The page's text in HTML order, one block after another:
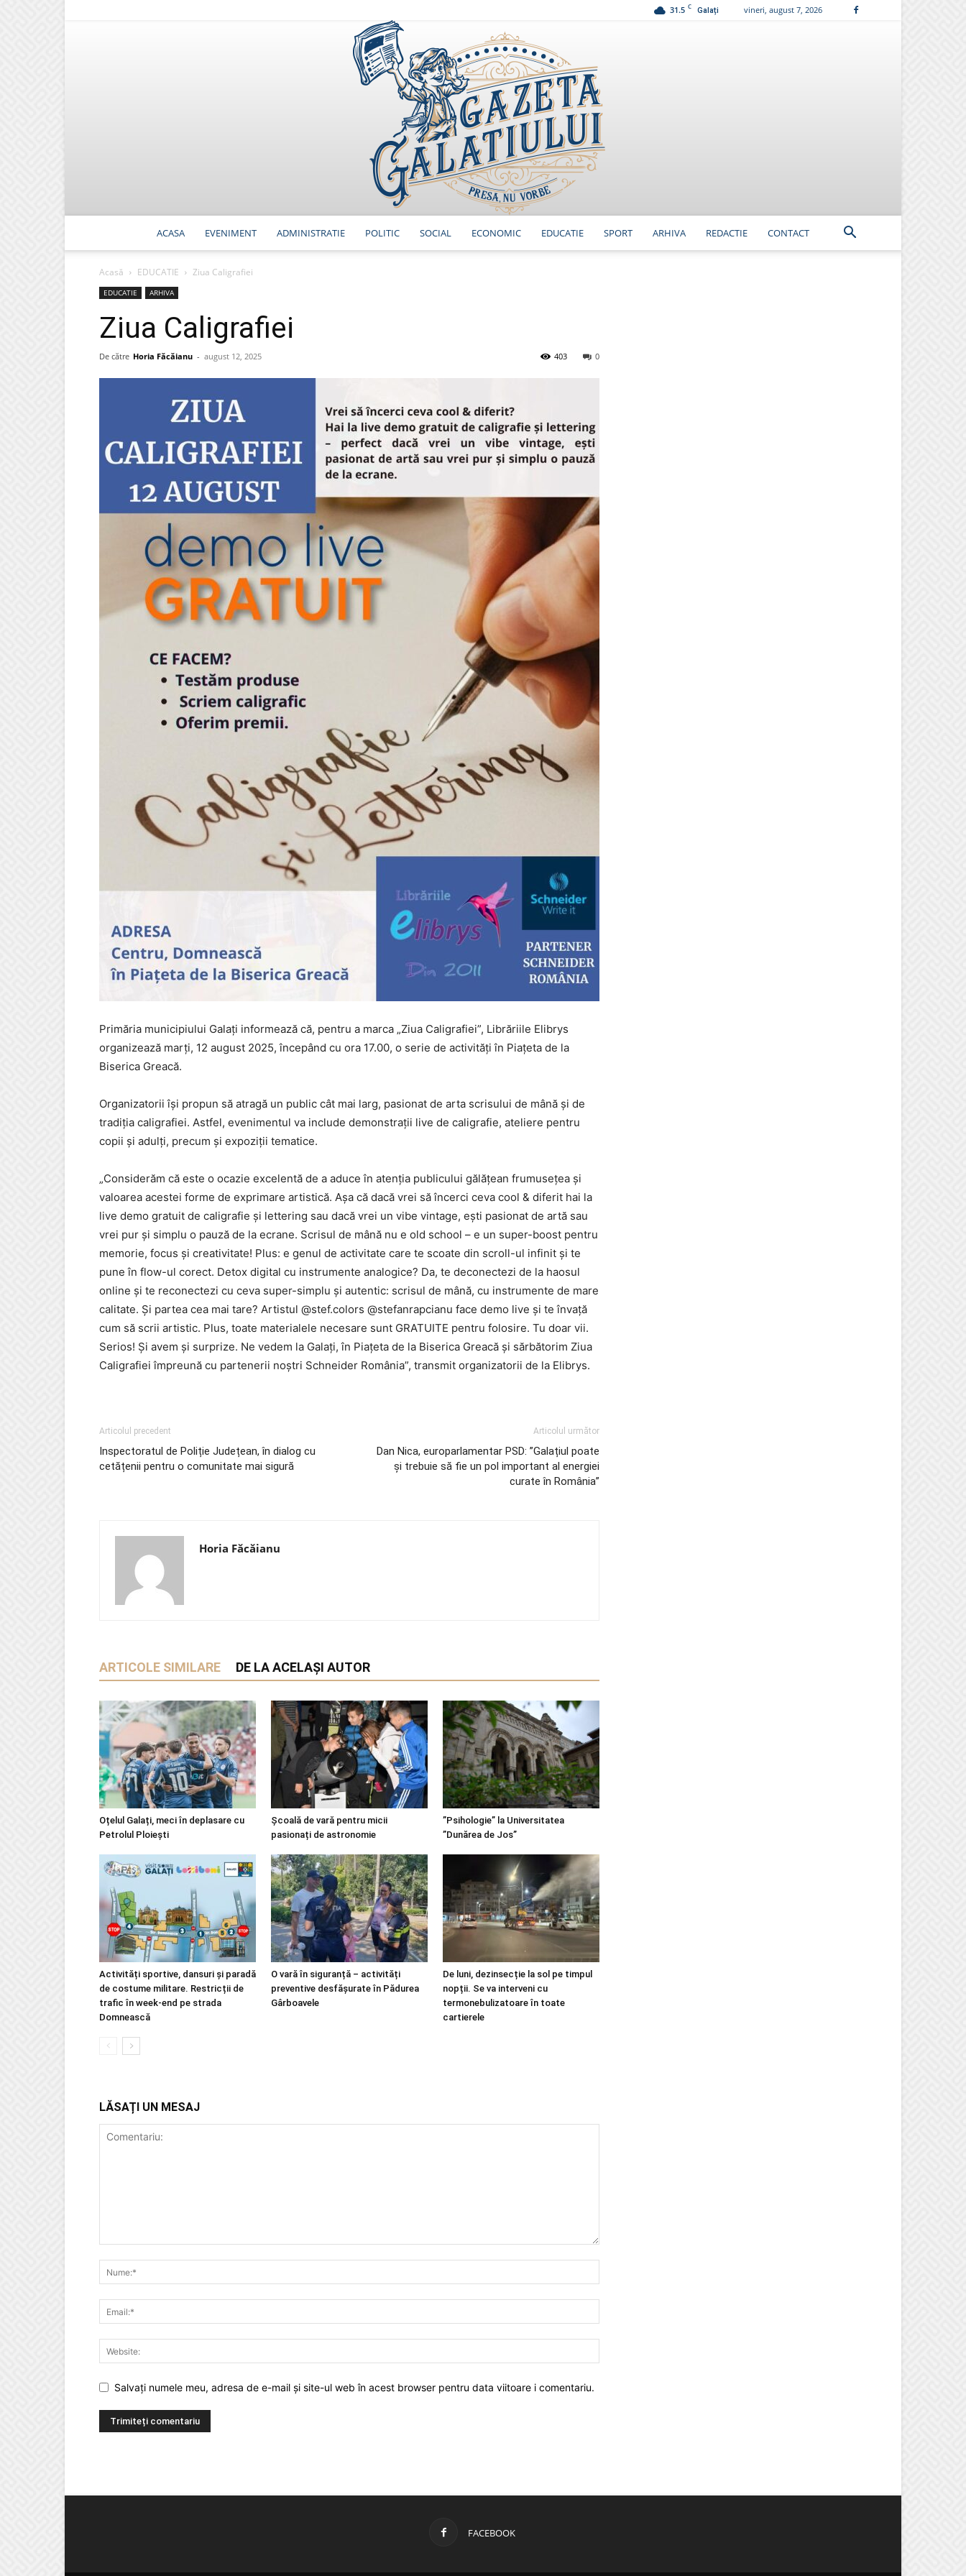
31.5 C Galați vineri, august 7, 2026
ACASA EVENIMENT ADMINISTRATIE POLITIC SOCIAL ECONOMIC EDUCATIE SPORT ARHIVA REDACTIE CONTACT
Acasă EDUCATIE Ziua Caligrafiei
EDUCATIE ARHIVA
Ziua Caligrafiei
De către Horia Făcăianu - august 12, 2025 0
403
Primăria municipiului Galați informează că, pentru a marca „Ziua Caligrafiei”, Librăriile Elibrys
organizează marți, 12 august 2025, începând cu ora 17.00, o serie de activități în Piațeta de la
Biserica Greacă.
Organizatorii își propun să atragă un public cât mai larg, pasionat de arta scrisului de mână și de
tradiția caligrafiei. Astfel, evenimentul va include demonstrații live de caligrafie, ateliere pentru
copii și adulți, precum și expoziții tematice.
„Considerăm că este o ocazie excelentă de a aduce în atenția publicului gălățean frumusețea și
valoarea acestei forme de exprimare artistică. Așa că dacă vrei să încerci ceva cool & diferit hai la
live demo gratuit de caligrafie și lettering sau dacă vrei un vibe vintage, ești pasionat de artă sau
vrei pur și simplu o pauză de la ecrane. Scrisul de mână nu e old school – e un super-boost pentru
memorie, focus și creativitate! Plus: e genul de activitate care te scoate din scroll-ul infinit și te
pune în flow-ul corect. Detox digital cu instrumente analogice? Da, te deconectezi de la haosul
online și te reconectezi cu ceva super-simplu și autentic: scrisul de mână, cu instrumente de mare
calitate. Și partea cea mai tare? Artistul @stef.colors @stefanrapcianu face demo live și te învață
cum să scrii artistic. Plus, toate materialele necesare sunt GRATUITE pentru folosire. Tu doar vii.
Serios! Și avem și surprize. Ne vedem la Galați, în Piațeta de la Biserica Greacă și sărbătorim Ziua
Caligrafiei împreună cu partenerii noștri Schneider România”, transmit organizatorii de la Elibrys.
Articolul precedent
Inspectoratul de Poliție Județean, în dialog cu
cetățenii pentru o comunitate mai sigură
Articolul următor
Dan Nica, europarlamentar PSD: ”Galațiul poate
și trebuie să fie un pol important al energiei
curate în România”
Horia Făcăianu
ARTICOLE SIMILARE DE LA ACELAȘI AUTOR
Oțelul Galați, meci în deplasare cu
Petrolul Ploiești
Școală de vară pentru micii
pasionați de astronomie
”Psihologie” la Universitatea
”Dunărea de Jos”
Activități sportive, dansuri și paradă
de costume militare. Restricții de
trafic în week-end pe strada
Domnească
O vară în siguranță – activități
preventive desfășurate în Pădurea
Gârboavele
De luni, dezinsecție la sol pe timpul
nopții. Se va interveni cu
termonebulizatoare în toate
cartierele
LĂSAȚI UN MESAJ
Salvați numele meu, adresa de e-mail și site-ul web în acest browser pentru data viitoare i comentariu.
FACEBOOK